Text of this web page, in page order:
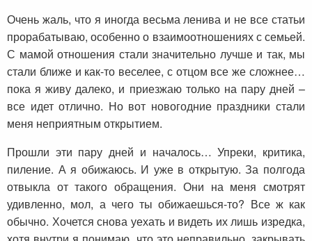
Очень жаль, что я иногда весьма ленива и не все статьи
прорабатываю, особенно о взаимоотношениях с семьей.
С мамой отношения стали значительно лучше и так, мы
стали ближе и как-то веселее, с отцом все же сложнее…
пока я живу далеко, и приезжаю только на пару дней –
все идет отлично. Но вот новогодние праздники стали
меня неприятным открытием.
Прошли эти пару дней и началось… Упреки, критика,
пиление. А я обижаюсь. И уже в открытую. За полгода
отвыкла от такого обращения. Они на меня смотрят
удивленно, мол, а чего ты обижаешься-то? Все ж как
обычно. Хочется снова уехать и видеть их лишь изредка,